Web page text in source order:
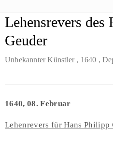
Lehensrevers des
Geuder
Unbekannter Künstler , 1640 ,
1640, 08. Februar
Lehenrevers für Hans Philipp